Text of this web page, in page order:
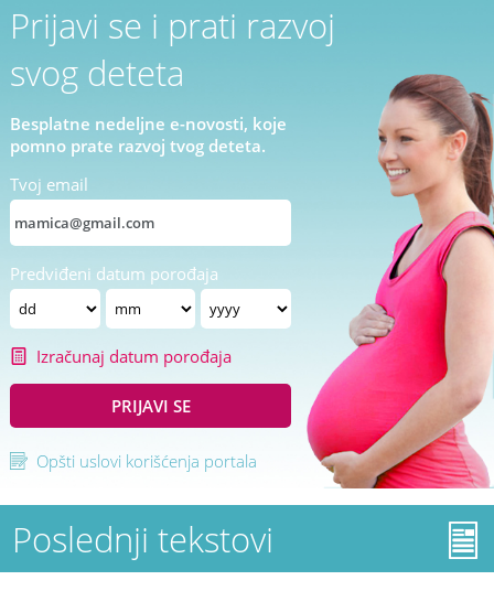
Prijavi se i prati razvoj
svog deteta
Besplatne nedeljne e-novosti, koje
pomno prate razvoj tvog deteta.
Tvoj email
Predviđeni datum porođaja
Izračunaj datum porođaja
PRIJAVI SE
Opšti uslovi korišćenja portala
Poslednji tekstovi